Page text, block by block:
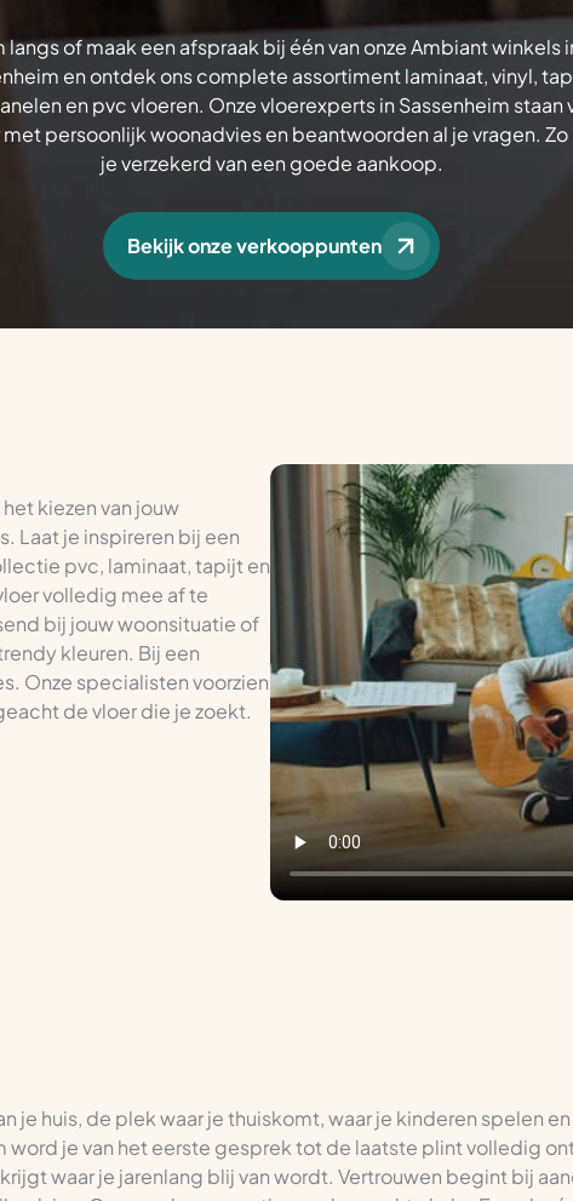
langs of maak een afspraak bij één van onze Ambiant winkels
en ontdek ons complete assortiment laminaat, vinyl,
en pvc vloeren. Onze vloerexperts in Sassenheim staan
met persoonlijk woonadvies en beantwoorden al je vragen. Zo
je verzekerd van een goede aankoop.
Bekijk onze verkooppunten
kiezen van jouw
Laat je inspireren bij een
pvc, laminaat, tapijt en
volledig mee af te
bij jouw woonsituatie of
kleuren. Bij een
Onze specialisten voorzien
de vloer die je zoekt.
je huis, de plek waar je thuiskomt, waar je kinderen spelen
word je van het eerste gesprek tot de laatste plint volledig
waar je jarenlang blij van wordt. Vertrouwen begint bij